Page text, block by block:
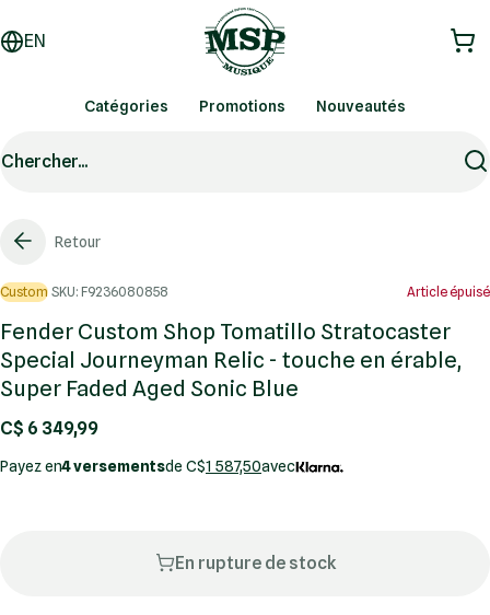
EN
Catégories Promotions Nouveautés
Chercher...
Retour
Custom SKU: F9236080858 Article épuisé
Fender Custom Shop Tomatillo Stratocaster
Special Journeyman Relic - touche en érable,
Super Faded Aged Sonic Blue
C$ 6 349,99
Payez en4 versementsde C$1 587,50avec
En rupture de stock